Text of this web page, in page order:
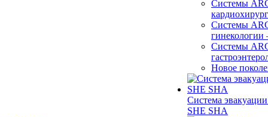
Системы
Системы
гинекологии
Системы
Новое
Система
SHE SHA